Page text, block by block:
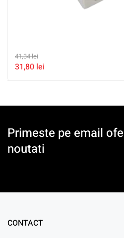
41,34lei
31,80 lei
Primeste pe email
noutati
CONTACT